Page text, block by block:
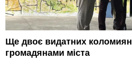
Ще двоє видатних
громадянами міста